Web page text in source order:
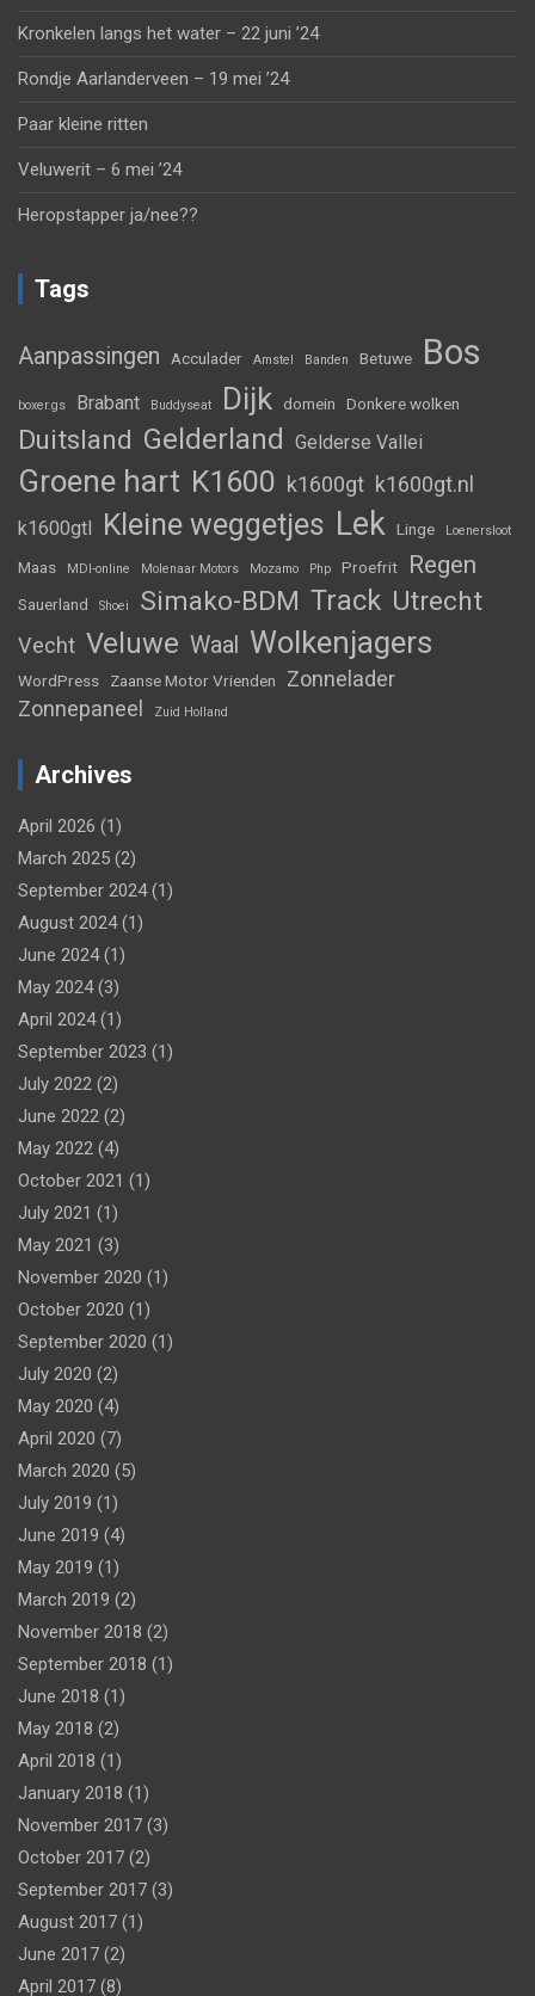
Kronkelen langs het water – 22 juni ’24
Rondje Aarlanderveen – 19 mei ’24
Paar kleine ritten
Veluwerit – 6 mei ’24
Heropstapper ja/nee??
Tags
Aanpassingen Acculader Amstel Banden Betuwe Bos
boxer.gs Brabant Buddyseat Dijk domein Donkere wolken
Duitsland Gelderland Gelderse Vallei
Groene hart K1600 k1600gt k1600gt.nl
k1600gtl Kleine weggetjes Lek Linge Loenersloot
Maas MDI-online Molenaar Motors Mozamo Php Proefrit Regen
Sauerland Shoei Simako-BDM Track Utrecht
Vecht Veluwe Waal Wolkenjagers
WordPress Zaanse Motor Vrienden
Zonnelader
Zonnepaneel
Zuid Holland
Archives
April 2026 (1)
March 2025 (2)
September 2024(1)
August 2024(1)
June 2024(1)
May 2024(3)
April 2024(1)
September 2023 (1)
July 2022 (2)
June 2022 (2)
May 2022 (4)
October 2021 (1)
July 2021 (1)
May 2021 (3)
November 2020 (1)
October 2020 (1)
September 2020 (1)
July 2020 (2)
May 2020 (4)
April 2020 (7)
March 2020 (5)
July 2019 (1)
June 2019 (4)
May 2019 (1)
March 2019 (2)
November 2018 (2)
September 2018 (1)
June 2018 (1)
May 2018 (2)
April 2018 (1)
January 2018 (1)
November 2017 (3)
October 2017 (2)
September 2017 (3)
August 2017 (1)
June 2017 (2)
April 2017 (8)